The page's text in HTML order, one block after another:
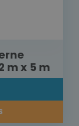
m x 5 m